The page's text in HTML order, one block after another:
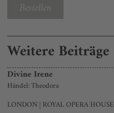
Bestellen
Weitere Beiträge
Divine Irene
Händel: Theodora
LONDON | ROYAL OPERA HOUSE